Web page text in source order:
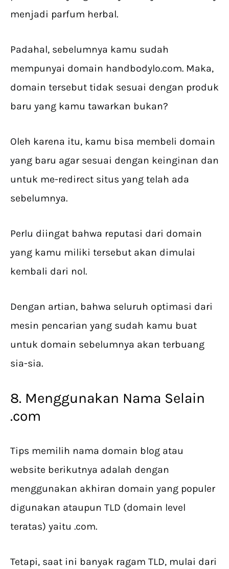
menjadi parfum herbal.
Padahal, sebelumnya kamu sudah
mempunyai domain handbodylo.com. Maka,
domain tersebut tidak sesuai dengan produk
baru yang kamu tawarkan bukan?
Oleh karena itu, kamu bisa membeli domain
yang baru agar sesuai dengan keinginan dan
untuk me-redirect situs yang telah ada
sebelumnya.
Perlu diingat bahwa reputasi dari domain
yang kamu miliki tersebut akan dimulai
kembali dari nol.
Dengan artian, bahwa seluruh optimasi dari
mesin pencarian yang sudah kamu buat
untuk domain sebelumnya akan terbuang
sia-sia.
8. Menggunakan Nama Selain
.com
Tips memilih nama domain blog atau
website berikutnya adalah dengan
menggunakan akhiran domain yang populer
digunakan ataupun TLD (domain level
teratas) yaitu .com.
Tetapi, saat ini banyak ragam TLD, mulai dari